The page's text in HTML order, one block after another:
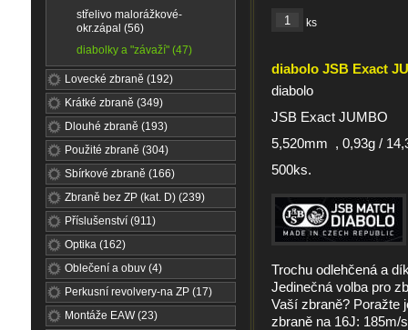
střelivo malorážkové-
okr.zápal (56)
diabolky a "závaží" (47)
Lovecké zbraně (192)
Krátké zbraně (349)
Dlouhé zbraně (193)
Použité zbraně (304)
Sbírkové zbraně (166)
Zbraně bez ZP (kat. D) (239)
Příslušenství (911)
Optika (162)
Oblečení a obuv (4)
Perkusní revolvery-na ZP (17)
Montáže EAW (23)
ks
diabolo JSB Exact
diabolo
JSB Exact JUMBO
5,520mm , 0,93g /
500ks.
Trochu odlehčená a
Jedinečná volba pro
Vaší zbraně? Poražte
zbraně na 16J: 185m/